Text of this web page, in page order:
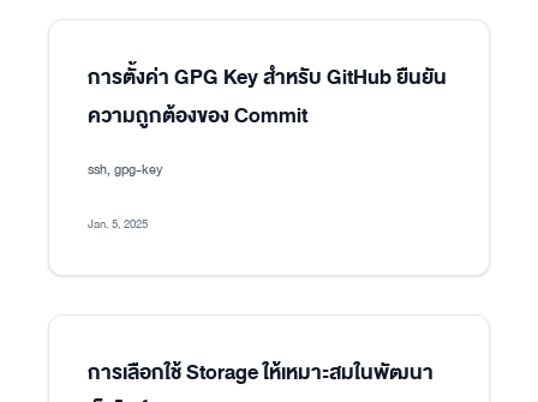
การตั้งค่า GPG Key สำหรับ GitHub ยืนยัน
ความถูกต้องของ Commit
ssh, gpg-key
Jan. 5, 2025
การเลือกใช้ Storage ให้เหมาะสมในพัฒนา